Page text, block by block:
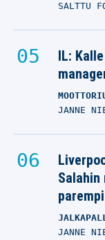
SALTTU
IL:
JANNE
JANNE